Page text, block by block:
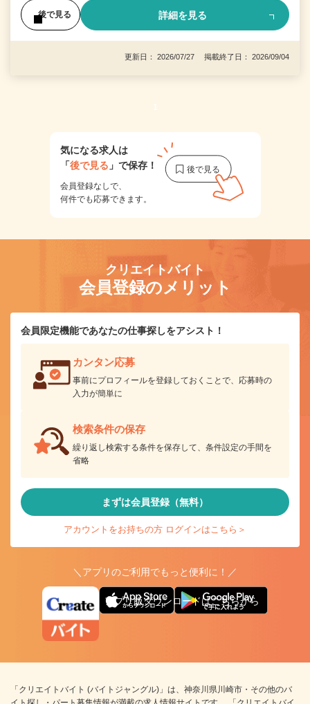
後で見る 詳細を見る
更新日： 2026/07/27 掲載終了日： 2026/09/04
1
気になる求人は
「後で見る 」で保存！
会員登録なしで、
何件でも応募できます。
クリエイトバイト
会員登録のメリット
会員限定機能であなたの仕事探しをアシスト！
カンタン応募
事前にプロフィールを登録しておくことで、応募時の
入力が簡単に
検索条件の保存
繰り返し検索する条件を保存して、条件設定の手間を
省略
まずは会員登録（無料）
アカウントをお持ちの方 ログインはこちら＞
＼アプリのご利用でもっと便利に！／
アプリ版ダウンロードはこちらから
「クリエイトバイト (バイトジャングル)」は、神奈川県川崎市・その他のバ